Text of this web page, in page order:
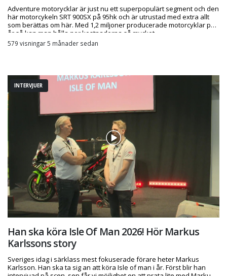
Adventure motorycklar är just nu ett superpopulärt segment och den
här motorcykeln SRT 900SX på 95hk och är utrustad med extra allt
som berättas om här. Med 1,2 miljoner producerade motorcyklar per
år så kan man hålla ner kostnaderna så mycket.
579 visningar 5 månader sedan
INTERVJUER
Han ska köra Isle Of Man 2026! Hör Markus
Karlssons story
Sveriges idag i särklass mest fokuserade förare heter Markus
Karlsson. Han ska ta sig an att köra Isle of man i år. Först blir han